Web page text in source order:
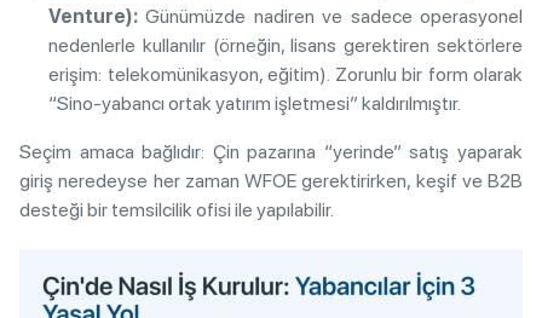
Venture): Günümüzde nadiren ve sadece operasyonel
nedenlerle kullanılır (örneğin, lisans gerektiren sektörlere
erişim: telekomünikasyon, eğitim). Zorunlu bir form olarak
“Sino-yabancı ortak yatırım işletmesi” kaldırılmıştır.
Seçim amaca bağlıdır: Çin pazarına “yerinde” satış yaparak
giriş neredeyse her zaman WFOE gerektirirken, keşif ve B2B
desteği bir temsilcilik ofisi ile yapılabilir.